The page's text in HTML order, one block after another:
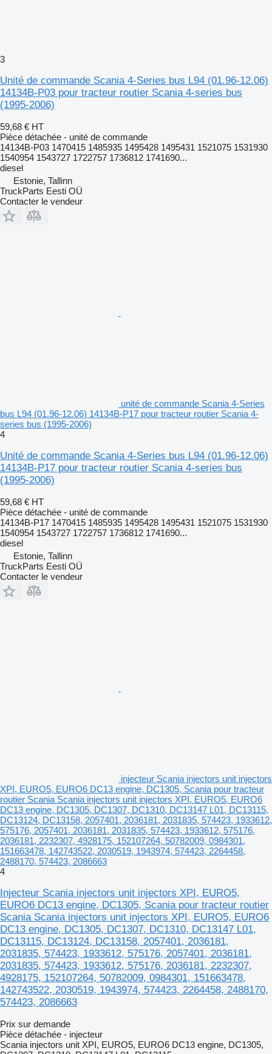
3
Unité de commande Scania 4-Series bus L94 (01.96-12.06)
14134B-P03 pour tracteur routier Scania 4-series bus
(1995-2006)
59,68 € HT
Pièce détachée - unité de commande
14134B-P03 1470415 1485935 1495428 1495431 1521075 1531930
1540954 1543727 1722757 1736812 1741690...
diesel
Estonie, Tallinn
TruckParts Eesti OÜ
Contacter le vendeur
unité de commande Scania 4-Series
bus L94 (01.96-12.06) 14134B-P17 pour tracteur routier Scania 4-
series bus (1995-2006)
4
Unité de commande Scania 4-Series bus L94 (01.96-12.06)
14134B-P17 pour tracteur routier Scania 4-series bus
(1995-2006)
59,68 € HT
Pièce détachée - unité de commande
14134B-P17 1470415 1485935 1495428 1495431 1521075 1531930
1540954 1543727 1722757 1736812 1741690...
diesel
Estonie, Tallinn
TruckParts Eesti OÜ
Contacter le vendeur
injecteur Scania injectors unit injectors
XPI, EURO5, EURO6 DC13 engine, DC1305, Scania pour tracteur
routier Scania Scania injectors unit injectors XPI, EURO5, EURO6
DC13 engine, DC1305, DC1307, DC1310, DC13147 L01, DC13115,
DC13124, DC13158, 2057401, 2036181, 2031835, 574423, 1933612,
575176, 2057401, 2036181, 2031835, 574423, 1933612, 575176,
2036181, 2232307, 4928175, 152107264, 50782009, 0984301,
151663478, 142743522, 2030519, 1943974, 574423, 2264458,
2488170, 574423, 2086663
4
Injecteur Scania injectors unit injectors XPI, EURO5,
EURO6 DC13 engine, DC1305, Scania pour tracteur routier
Scania Scania injectors unit injectors XPI, EURO5, EURO6
DC13 engine, DC1305, DC1307, DC1310, DC13147 L01,
DC13115, DC13124, DC13158, 2057401, 2036181,
2031835, 574423, 1933612, 575176, 2057401, 2036181,
2031835, 574423, 1933612, 575176, 2036181, 2232307,
4928175, 152107264, 50782009, 0984301, 151663478,
142743522, 2030519, 1943974, 574423, 2264458, 2488170,
574423, 2086663
Prix sur demande
Pièce détachée - injecteur
Scania injectors unit XPI, EURO5, EURO6 DC13 engine, DC1305,